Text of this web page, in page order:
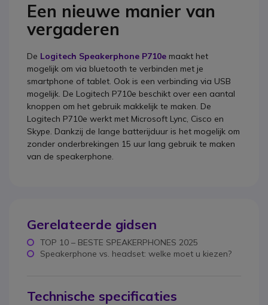
Een nieuwe manier van
vergaderen
De Logitech Speakerphone P710e maakt het
mogelijk om via bluetooth te verbinden met je
smartphone of tablet. Ook is een verbinding via USB
mogelijk. De Logitech P710e beschikt over een aantal
knoppen om het gebruik makkelijk te maken. De
Logitech P710e werkt met Microsoft Lync, Cisco en
Skype. Dankzij de lange batterijduur is het mogelijk om
zonder onderbrekingen 15 uur lang gebruik te maken
van de speakerphone.
Gerelateerde gidsen
TOP 10 – BESTE SPEAKERPHONES 2025
Speakerphone vs. headset: welke moet u kiezen?
Technische specificaties